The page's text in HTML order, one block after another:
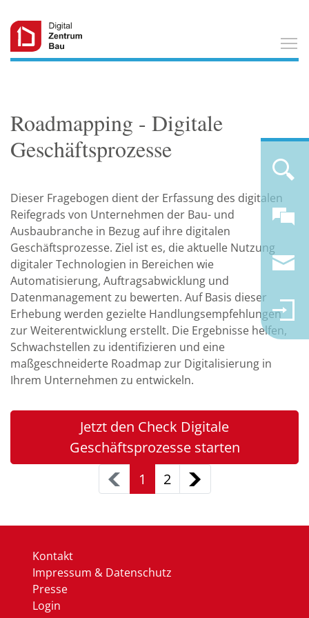
Roadmapping - Digitale
Geschäftsprozesse
Dieser Fragebogen dient der Erfassung des digitalen
Reifegrads von Unternehmen der Bau- und
Ausbaubranche in Bezug auf ihre digitalen
Geschäftsprozesse. Ziel ist es, die aktuelle Nutzung
digitaler Technologien in Bereichen wie
Automatisierung, Auftragsabwicklung und
Datenmanagement zu bewerten. Auf Basis dieser
Erhebung werden gezielte Handlungsempfehlungen
zur Weiterentwicklung erstellt. Die Ergebnisse helfen,
Schwachstellen zu identifizieren und eine
maßgeschneiderte Roadmap zur Digitalisierung in
Ihrem Unternehmen zu entwickeln.
Jetzt den Check Digitale
Geschäftsprozesse starten
1
2
Kontakt
Impressum & Datenschutz
Presse
Login